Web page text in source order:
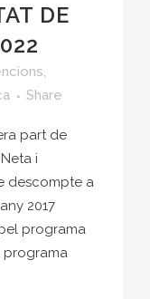
DE
,
Share
part de
i
descompte a
2017
programa